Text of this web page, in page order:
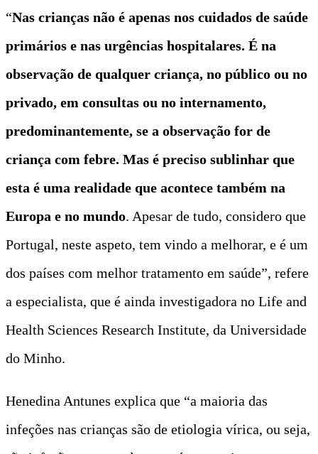
“Nas crianças não é apenas nos cuidados de saúde
primários e nas urgências hospitalares. É na
observação de qualquer criança, no público ou no
privado, em consultas ou no internamento,
predominantemente, se a observação for de
criança com febre. Mas é preciso sublinhar que
esta é uma realidade que acontece também na
Europa e no mundo. Apesar de tudo, considero que
Portugal, neste aspeto, tem vindo a melhorar, e é um
dos países com melhor tratamento em saúde”, refere
a especialista, que é ainda investigadora no Life and
Health Sciences Research Institute, da Universidade
do Minho.
Henedina Antunes explica que “a maioria das
infeções nas crianças são de etiologia vírica, ou seja,